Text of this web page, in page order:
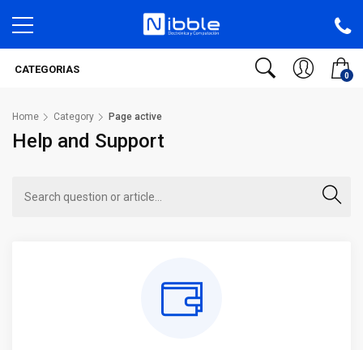
0
CATEGORIAS
Home Category Page active
Help and Support